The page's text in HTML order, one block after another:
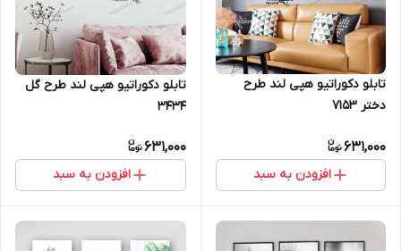
تابلو دکوراتیو هپی لند طرح
دختر 7153
631,000
افزودن به سبد
تابلو دکوراتیو هپی لند طرح گل
3434
631,000
افزودن به سبد